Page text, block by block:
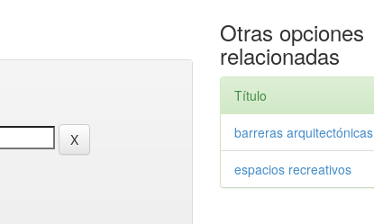
Otras opciones
relacionadas
Título
barreras arquitectónicas
espacios recreativos